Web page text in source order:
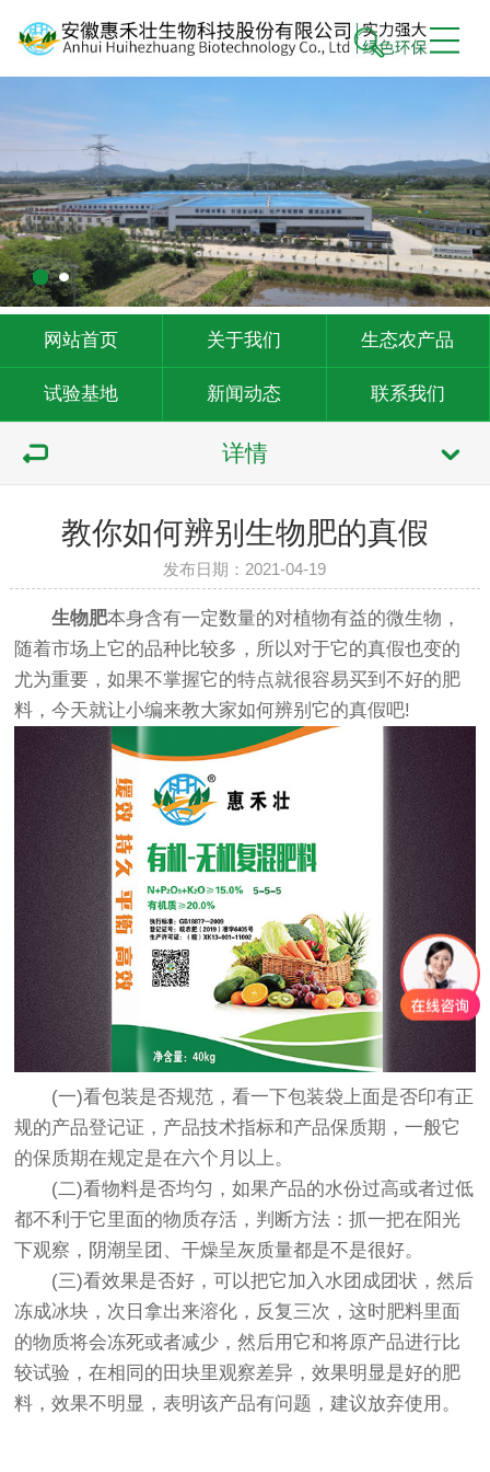
网站首页 关于我们 生态农产品
试验基地 新闻动态 联系我们
详情
教你如何辨别生物肥的真假
发布日期：2021-04-19
生物肥本身含有一定数量的对植物有益的微生物，
随着市场上它的品种比较多，所以对于它的真假也变的
尤为重要，如果不掌握它的特点就很容易买到不好的肥
料，今天就让小编来教大家如何辨别它的真假吧!
(一)看包装是否规范，看一下包装袋上面是否印有正
规的产品登记证，产品技术指标和产品保质期，一般它
的保质期在规定是在六个月以上。
(二)看物料是否均匀，如果产品的水份过高或者过低
都不利于它里面的物质存活，判断方法：抓一把在阳光
下观察，阴潮呈团、干燥呈灰质量都是不是很好。
(三)看效果是否好，可以把它加入水团成团状，然后
冻成冰块，次日拿出来溶化，反复三次，这时肥料里面
的物质将会冻死或者减少，然后用它和将原产品进行比
较试验，在相同的田块里观察差异，效果明显是好的肥
料，效果不明显，表明该产品有问题，建议放弃使用。